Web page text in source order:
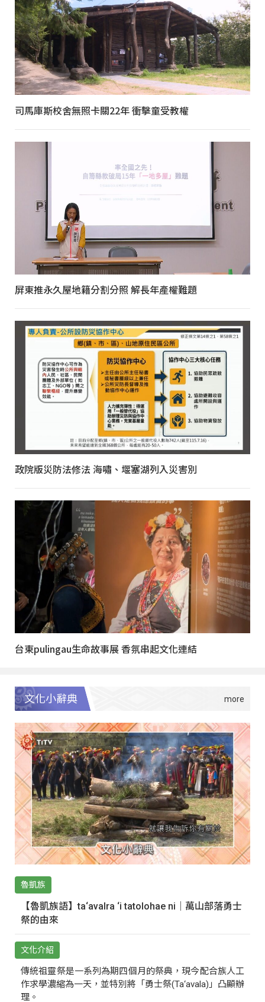
司馬庫斯校舍無照卡關22年 衝擊童受教權
屏東推永久屋地籍分割分照 解長年產權難題
政院版災防法修法 海嘯、堰塞湖列入災害別
台東pulingau生命故事展 香氛串起文化連結
文化小辭典
魯凱族
【魯凱族語】ta‘avalra ‘i tatolohae ni｜萬山部落勇士
祭的由來
文化介紹
傳統祖靈祭是一系列為期四個月的祭典，現今配合族人工
作求學濃縮為一天，並特別將「勇士祭(Ta‘avala)」凸顯辦
理。